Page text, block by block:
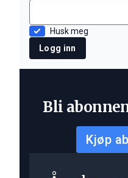
Husk meg
Logg inn
Bli
Kjøp